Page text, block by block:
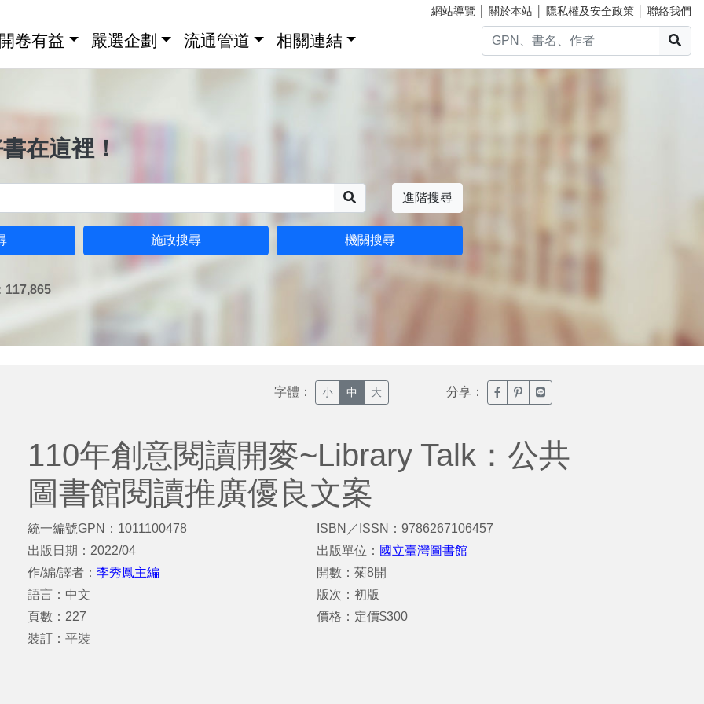
網站導覽 關於本站 隱私權及安全政策 聯絡我們
卷有益 嚴選企劃 流通管道 相關連結
在這裡！
進階搜尋
施政搜尋 機關搜尋
117,865
字體： 小 中 大 分享： 臉書分享(另開新視窗)
噗浪分享(另開新視窗)
Line分享(另開新視窗)
110年創意閱讀開麥~Library Talk：公共
圖書館閱讀推廣優良文案
統一編號GPN：1011100478
出版日期：2022/04
作/編/譯者： 李秀鳳主編
語言：中文
頁數：227
裝訂：平裝
ISBN／ISSN：9786267106457
出版單位： 國立臺灣圖書館
開數：菊8開
版次：初版
價格：定價$300